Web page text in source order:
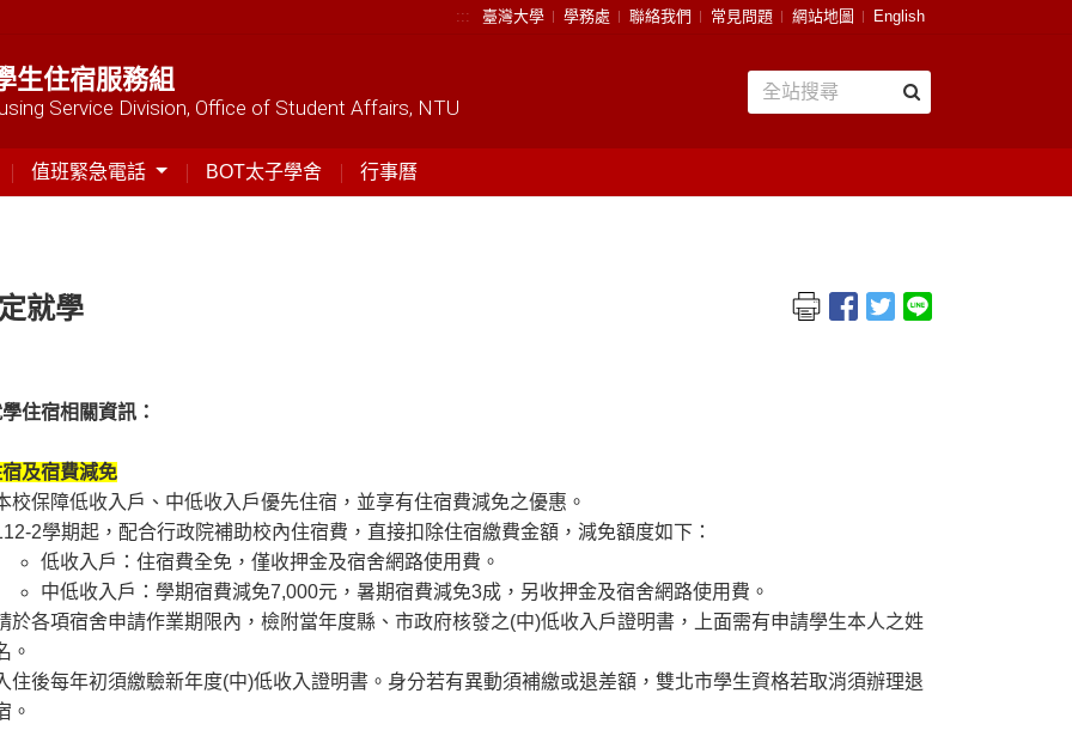
::: 臺灣大學 學務處 聯絡我們 常見問題 網站地圖 English
生住宿服務組
Service Division, Office of Student Affairs, NTU
值班緊急電話 BOT太子學舍 行事曆
就學
住宿相關資訊：
及宿費減免
校保障低收入戶、中低收入戶優先住宿，並享有住宿費減免之優惠。
2學期起，配合行政院補助校內住宿費，直接扣除住宿繳費金額，減免額度如下：
低收入戶：住宿費全免，僅收押金及宿舍網路使用費。
中低收入戶：學期宿費減免7,000元，暑期宿費減免3成，另收押金及宿舍網路使用費。
於各項宿舍申請作業期限內，檢附當年度縣、市政府核發之(中)低收入戶證明書，上面需有申請學生本人之姓
。
住後每年初須繳驗新年度(中)低收入證明書。身分若有異動須補繳或退差額，雙北市學生資格若取消須辦理退
。